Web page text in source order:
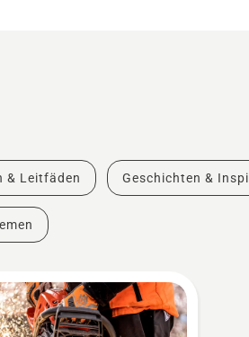
& Leitfäden Geschichten &